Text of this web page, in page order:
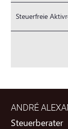
Steuerfreie
ANDRÉ
Steuerberater